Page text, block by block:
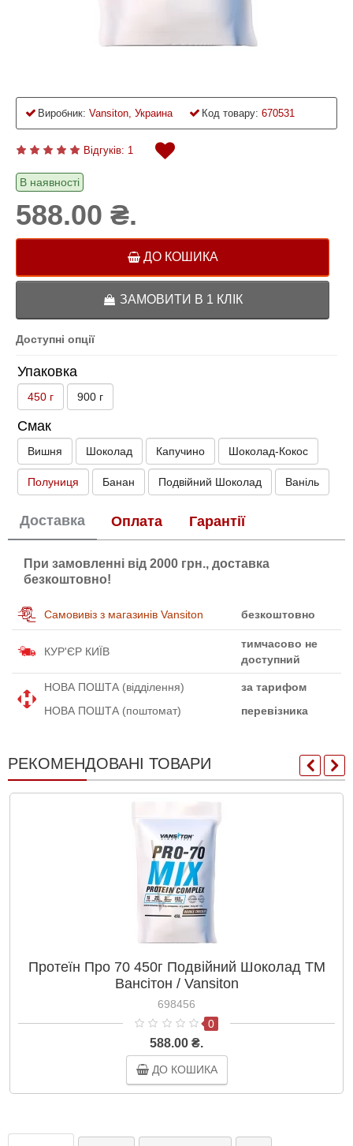
Виробник: Vansiton, Украина Код товару: 670531
Відгуків: 1
В наявності
588.00 ₴.
ДО КОШИКА
ЗАМОВИТИ В 1 КЛІК
Доступні опції
Упаковка
450 г 900 г
Смак
Вишня Шоколад Капучино Шоколад-Кокос
Полуниця Банан Подвійний Шоколад Ваніль
Доставка Оплата Гарантії
При замовленні від 2000 грн., доставка
безкоштовно!
Самовивіз з магазинів Vansiton безкоштовно
КУР'ЄР КИЇВ
тимчасово не
доступний
НОВА ПОШТА (відділення)
за тарифом
НОВА ПОШТА (поштомат)
перевізника
РЕКОМЕНДОВАНІ ТОВАРИ
Протеїн Про 70 450г Подвійний Шоколад ТМ
Вансітон / Vansiton
698456
0
588.00 ₴.
ДО КОШИКА